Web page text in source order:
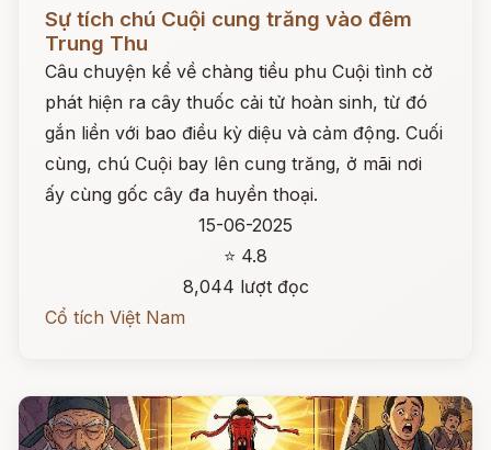
Sự tích chú Cuội cung trăng vào đêm
Trung Thu
Câu chuyện kể về chàng tiều phu Cuội tình cờ
phát hiện ra cây thuốc cải tử hoàn sinh, từ đó
gắn liền với bao điều kỳ diệu và cảm động. Cuối
cùng, chú Cuội bay lên cung trăng, ở mãi nơi
ấy cùng gốc cây đa huyền thoại.
15-06-2025
⭐ 4.8
8,044 lượt đọc
Cổ tích Việt Nam